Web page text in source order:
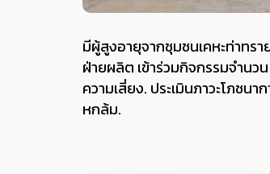
มีผู้สูงอายุจากชุมชนเคหะท่าทร
ฝ่ายผลิต เข้าร่วมกิจกรรมจำนว
ความเสี่ยง. ประเมินภาวะโภชน
หกล้ม.